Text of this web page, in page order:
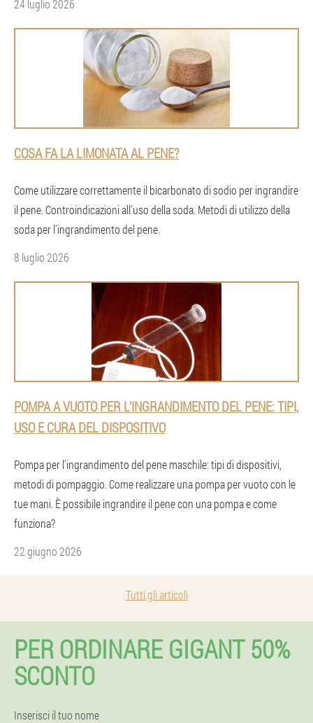
24 luglio 2026
COSA FA LA LIMONATA AL PENE?
Come utilizzare correttamente il bicarbonato di sodio per ingrandire
il pene. Controindicazioni all'uso della soda. Metodi di utilizzo della
soda per l'ingrandimento del pene.
8 luglio 2026
POMPA A VUOTO PER L'INGRANDIMENTO DEL PENE: TIPI,
USO E CURA DEL DISPOSITIVO
Pompa per l'ingrandimento del pene maschile: tipi di dispositivi,
metodi di pompaggio. Come realizzare una pompa per vuoto con le
tue mani. È possibile ingrandire il pene con una pompa e come
funziona?
22 giugno 2026
Tutti gli articoli
PER ORDINARE GIGANT 50%
SCONTO
Inserisci il tuo nome